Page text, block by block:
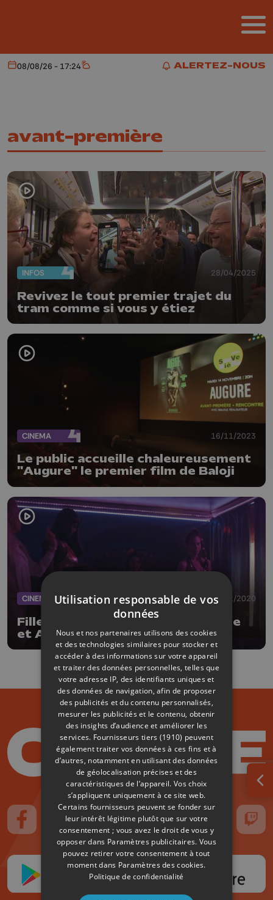
ALERTEZ-NOUS
ALERTEZ-NOUS
Aujourd'hui
08/08/26 - 17:24 Météo
avant-première
INFOS 28/04/2025
Revivez le tout premier trajet du
tram comme si vous y étiez
CINEMA 16/11/2023
Le public accueille chaleureusement
"Augure" le premier film de Baloji
CINEMA 16/02/2020
Filles de joie de Frédéric Fonteyne
et Anne Paulicevich
Suivez-nous sur FaceBook
Suivez-nous sur Instagram
Suivez-nous sur TikTokSuivez-nous sur YouTube
Suivez-nous
Utilisation responsable de vos
données
Nous et nos partenaires utilisons des cookies
et des technologies similaires pour stocker et
accéder à des informations sur votre appareil
et traiter des données personnelles, telles que
votre adresse IP, des identifiants uniques et
des données de navigation, afin de proposer
des publicités et du contenu personnalisés,
mesurer les publicités et le contenu, obtenir
des insights d’audience et améliorer les
services. Fournisseurs tiers (1910) peuvent
également traiter vos données à ces fins et à
d’autres, notamment en utilisant des données
de géolocalisation précises et des
caractéristiques de l’appareil. Vos choix
s’appliquent uniquement à ce site web.
Certains fournisseurs peuvent se fonder sur
leur intérêt légitime plutôt que sur votre
consentement ; vous avez le droit de vous y
opposer dans Paramètres publicitaires. Vous
pouvez retirer votre consentement à tout
moment dans Paramètres des cookies.
Politique de confidentialité